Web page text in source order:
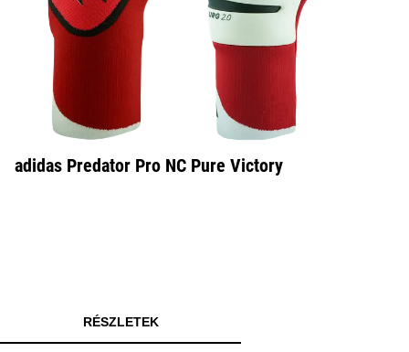
adidas Predator Pro NC Pure Victory
RÉSZLETEK